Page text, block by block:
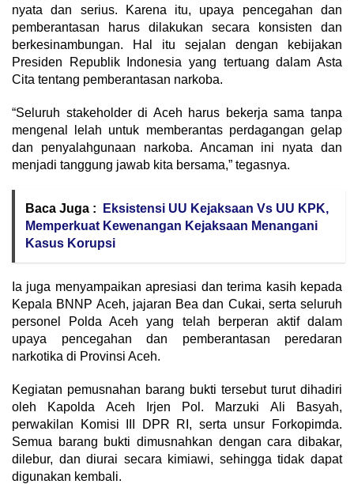
nyata dan serius. Karena itu, upaya pencegahan dan
pemberantasan harus dilakukan secara konsisten dan
berkesinambungan. Hal itu sejalan dengan kebijakan
Presiden Republik Indonesia yang tertuang dalam Asta
Cita tentang pemberantasan narkoba.
“Seluruh stakeholder di Aceh harus bekerja sama tanpa
mengenal lelah untuk memberantas perdagangan gelap
dan penyalahgunaan narkoba. Ancaman ini nyata dan
menjadi tanggung jawab kita bersama,” tegasnya.
Baca Juga :
Eksistensi UU Kejaksaan Vs UU KPK,
Memperkuat Kewenangan Kejaksaan Menangani
Kasus Korupsi
Ia juga menyampaikan apresiasi dan terima kasih kepada
Kepala BNNP Aceh, jajaran Bea dan Cukai, serta seluruh
personel Polda Aceh yang telah berperan aktif dalam
upaya pencegahan dan pemberantasan peredaran
narkotika di Provinsi Aceh.
Kegiatan pemusnahan barang bukti tersebut turut dihadiri
oleh Kapolda Aceh Irjen Pol. Marzuki Ali Basyah,
perwakilan Komisi III DPR RI, serta unsur Forkopimda.
Semua barang bukti dimusnahkan dengan cara dibakar,
dilebur, dan diurai secara kimiawi, sehingga tidak dapat
digunakan kembali.